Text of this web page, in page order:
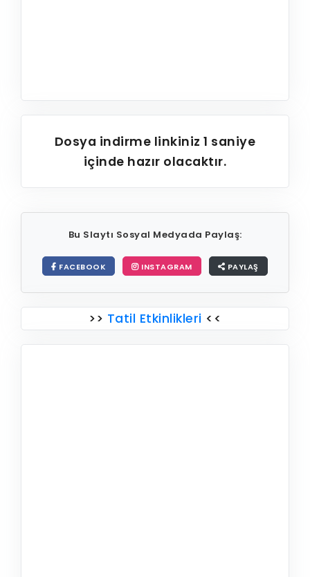
Dosya indirme linkiniz1 saniye
içinde hazır olacaktır.
Bu Slaytı Sosyal Medyada Paylaş:
FACEBOOK INSTAGRAM PAYLAŞ
>> Tatil Etkinlikleri <<